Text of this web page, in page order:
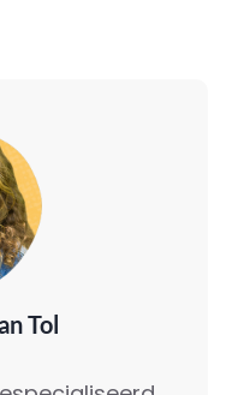
Tol